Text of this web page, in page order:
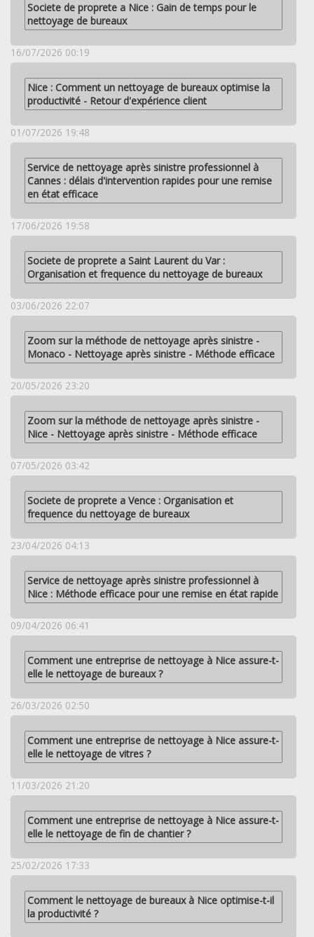
Societe de proprete a Nice : Gain de temps pour le
nettoyage de bureaux
16/07/2026 00:19
Nice : Comment un nettoyage de bureaux optimise la
productivité - Retour d'expérience client
01/07/2026 19:48
Service de nettoyage après sinistre professionnel à
Cannes : délais d'intervention rapides pour une remise
en état efficace
17/06/2026 19:58
Societe de proprete a Saint Laurent du Var :
Organisation et frequence du nettoyage de bureaux
03/06/2026 22:07
Zoom sur la méthode de nettoyage après sinistre -
Monaco - Nettoyage après sinistre - Méthode efficace
20/05/2026 23:20
Zoom sur la méthode de nettoyage après sinistre -
Nice - Nettoyage après sinistre - Méthode efficace
07/05/2026 03:42
Societe de proprete a Vence : Organisation et
frequence du nettoyage de bureaux
23/04/2026 04:13
Service de nettoyage après sinistre professionnel à
Nice : Méthode efficace pour une remise en état rapide
09/04/2026 06:41
Comment une entreprise de nettoyage à Nice assure-t-
elle le nettoyage de bureaux ?
26/03/2026 02:50
Comment une entreprise de nettoyage à Nice assure-t-
elle le nettoyage de vitres ?
11/03/2026 21:20
Comment une entreprise de nettoyage à Nice assure-t-
elle le nettoyage de fin de chantier ?
25/02/2026 17:33
Comment le nettoyage de bureaux à Nice optimise-t-il
la productivité ?